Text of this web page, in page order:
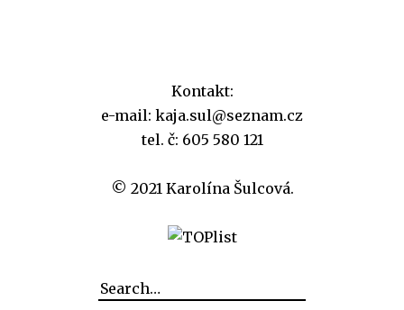
Kontakt:
e-mail: kaja.sul@seznam.cz
tel. č: 605 580 121
© 2021 Karolína Šulcová.